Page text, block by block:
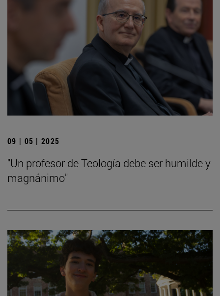
09 | 05 | 2025
"Un profesor de Teología debe ser humilde y
magnánimo"